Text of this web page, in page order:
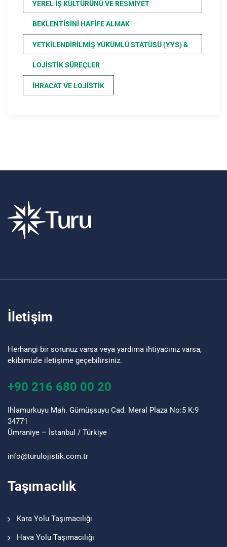
YEREL İŞ KÜLTÜRÜNÜ VE RESMIYET
BEKLENTISINI HAFIFE ALMAK
YETKILENDIRILMIŞ YÜKÜMLÜ STATÜSÜ (YYS) &
LOJISTIK SÜREÇLER
İHRACAT VE LOJISTIK
İletişim
Herhangi bir sorunuz varsa veya yardıma ihtiyacınız varsa,
ekibimizle iletişime geçebilirsiniz.
+90 216 680 00 20
Ihlamurkuyu Mah. Gümüşsuyu Cad. Meral Plaza No:5 K:9
34771
Ümraniye – İstanbul / Türkiye
info@turu lojistik.com.tr
Taşımacılık
Kara Yolu Taşımacılığı
Hava Yolu Taşımacılığı